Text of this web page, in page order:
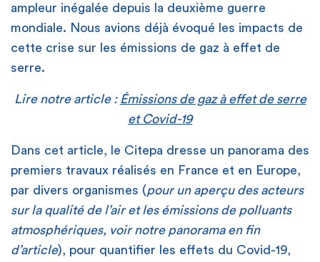
ampleur inégalée depuis la deuxième guerre
mondiale. Nous avions déjà évoqué les impacts de
cette crise sur les émissions de gaz à effet de
serre.
Lire notre article : Émissions de gaz à effet de serre
et Covid-19
Dans cet article, le Citepa dresse un panorama des
premiers travaux réalisés en France et en Europe,
par divers organismes (pour un aperçu des acteurs
sur la qualité de l’air et les émissions de polluants
atmosphériques, voir notre panorama en fin
d’article), pour quantifier les effets du Covid-19,